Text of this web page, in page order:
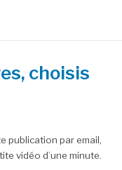
choisis
publication par email,
vidéo d’une minute.